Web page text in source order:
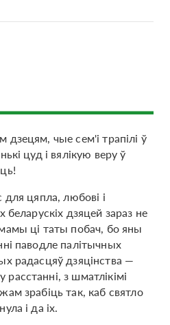
чые сем'і трапілі ў
цуд і вялікую веру ў
цяпла, любові і
дзяцей зараз не
ці таты побач, бо яны
паводле палітычных
радасцяў дзяцінства —
з шматлікімі
зрабіць так, каб святло
і да іх.